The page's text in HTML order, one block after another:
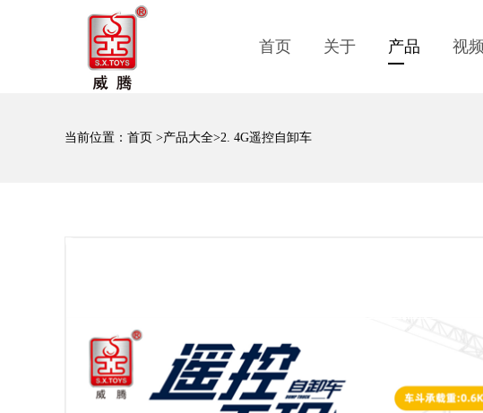
首页 关于 产品 视频
当前位置： 首页 >产品大全>2. 4G遥控自卸车